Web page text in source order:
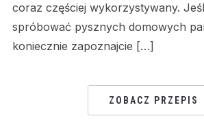
coraz częściej wykorzystywany.
spróbować pysznych domowych
koniecznie zapoznajcie […]
ZOBACZ PRZEPIS